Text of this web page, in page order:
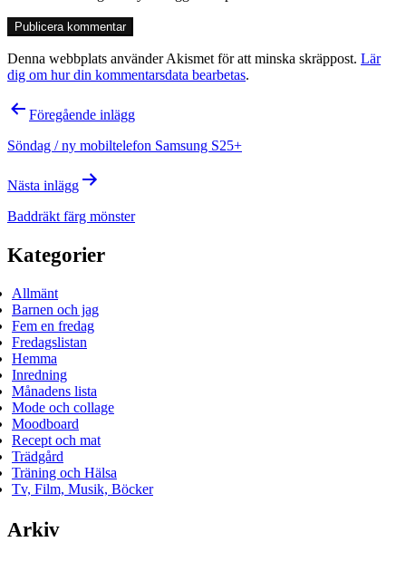
Denna webbplats använder Akismet för att minska skräppost. Lär
dig om hur din kommentarsdata bearbetas.
Inläggsnavigering
Föregående inlägg
Söndag / ny mobiltelefon Samsung S25+
Nästa inlägg
Baddräkt färg mönster
Kategorier
Allmänt
Barnen och jag
Fem en fredag
Fredagslistan
Hemma
Inredning
Månadens lista
Mode och collage
Moodboard
Recept och mat
Trädgård
Träning och Hälsa
Tv, Film, Musik, Böcker
Arkiv